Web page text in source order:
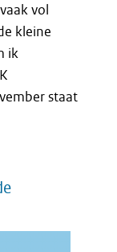
vol
kleine
ik
staat